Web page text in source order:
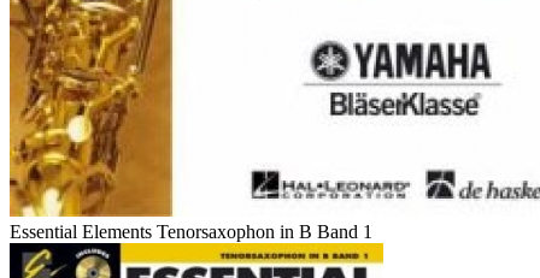
Essential Elements Tenorsaxophon in B Band 1